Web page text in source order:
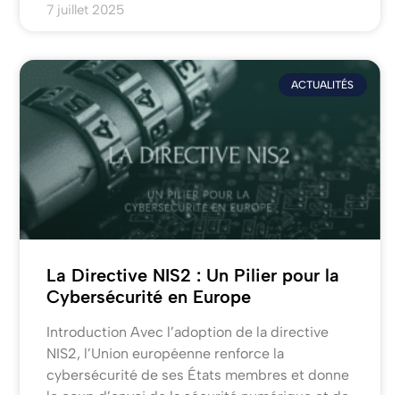
7 juillet 2025
ACTUALITÉS
La Directive NIS2 : Un Pilier pour la
Cybersécurité en Europe
Introduction Avec l’adoption de la directive
NIS2, l’Union européenne renforce la
cybersécurité de ses États membres et donne